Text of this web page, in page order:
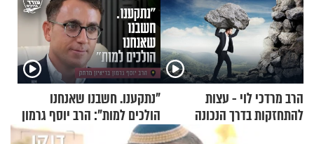
הרב מרדכי לוי - עצות
להתחזקות בדרך הנכונה
"נתקענו. חשבנו שאנחנו
הולכים למות": הרב יוסף גרמון
בריאיון מרתק